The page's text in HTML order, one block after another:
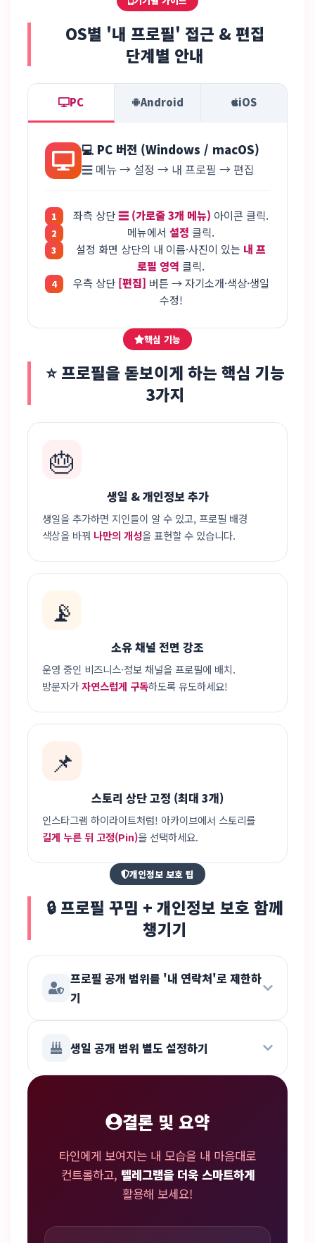
OS별 '내 프로필' 접근 & 편집
단계별 안내
PC Android iOS
💻 PC 버전 (Windows / macOS)
☰ 메뉴 → 설정 → 내 프로필 → 편집
좌측 상단☰ (가로줄 3개 메뉴) 아이콘 클릭.
메뉴에서 설정 클릭.
설정 화면 상단의 내 이름·사진이 있는 내 프
로필 영역 클릭.
우측 상단 [편집] 버튼 → 자기소개·색상·생일
수정!
핵심 기능
⭐ 프로필을 돋보이게 하는 핵심 기능
3가지
🎂
생일 & 개인정보 추가
생일을 추가하면 지인들이 알 수 있고, 프로필 배경
색상을 바꿔 나만의 개성을 표현할 수 있습니다.
📡
소유 채널 전면 강조
운영 중인 비즈니스·정보 채널을 프로필에 배치.
방문자가자연스럽게 구독하도록 유도하세요!
📌
스토리 상단 고정 (최대 3개)
인스타그램 하이라이트처럼! 아카이브에서 스토리를
길게 누른 뒤 고정(Pin)을 선택하세요.
개인정보 보호 팁
🔒 프로필 꾸밈 + 개인정보 보호 함께
챙기기
프로필 공개 범위를 '내 연락처'로 제한하
기
보안 에서 프로필 사진·소개 글의 공개 범위를
사람들에게 사생활이 노출되는 것을 방지합니다!
생일 공개 범위 별도 설정하기
가능하니, 친한 친구에게만 보여줄 때는 '내
연락처'로 설정해 보세요!
결론 및 요약
타인에게 보여지는 내 모습을 내 마음대로
컨트롤하고, 텔레그램을 더욱 스마트하게
활용해 보세요!